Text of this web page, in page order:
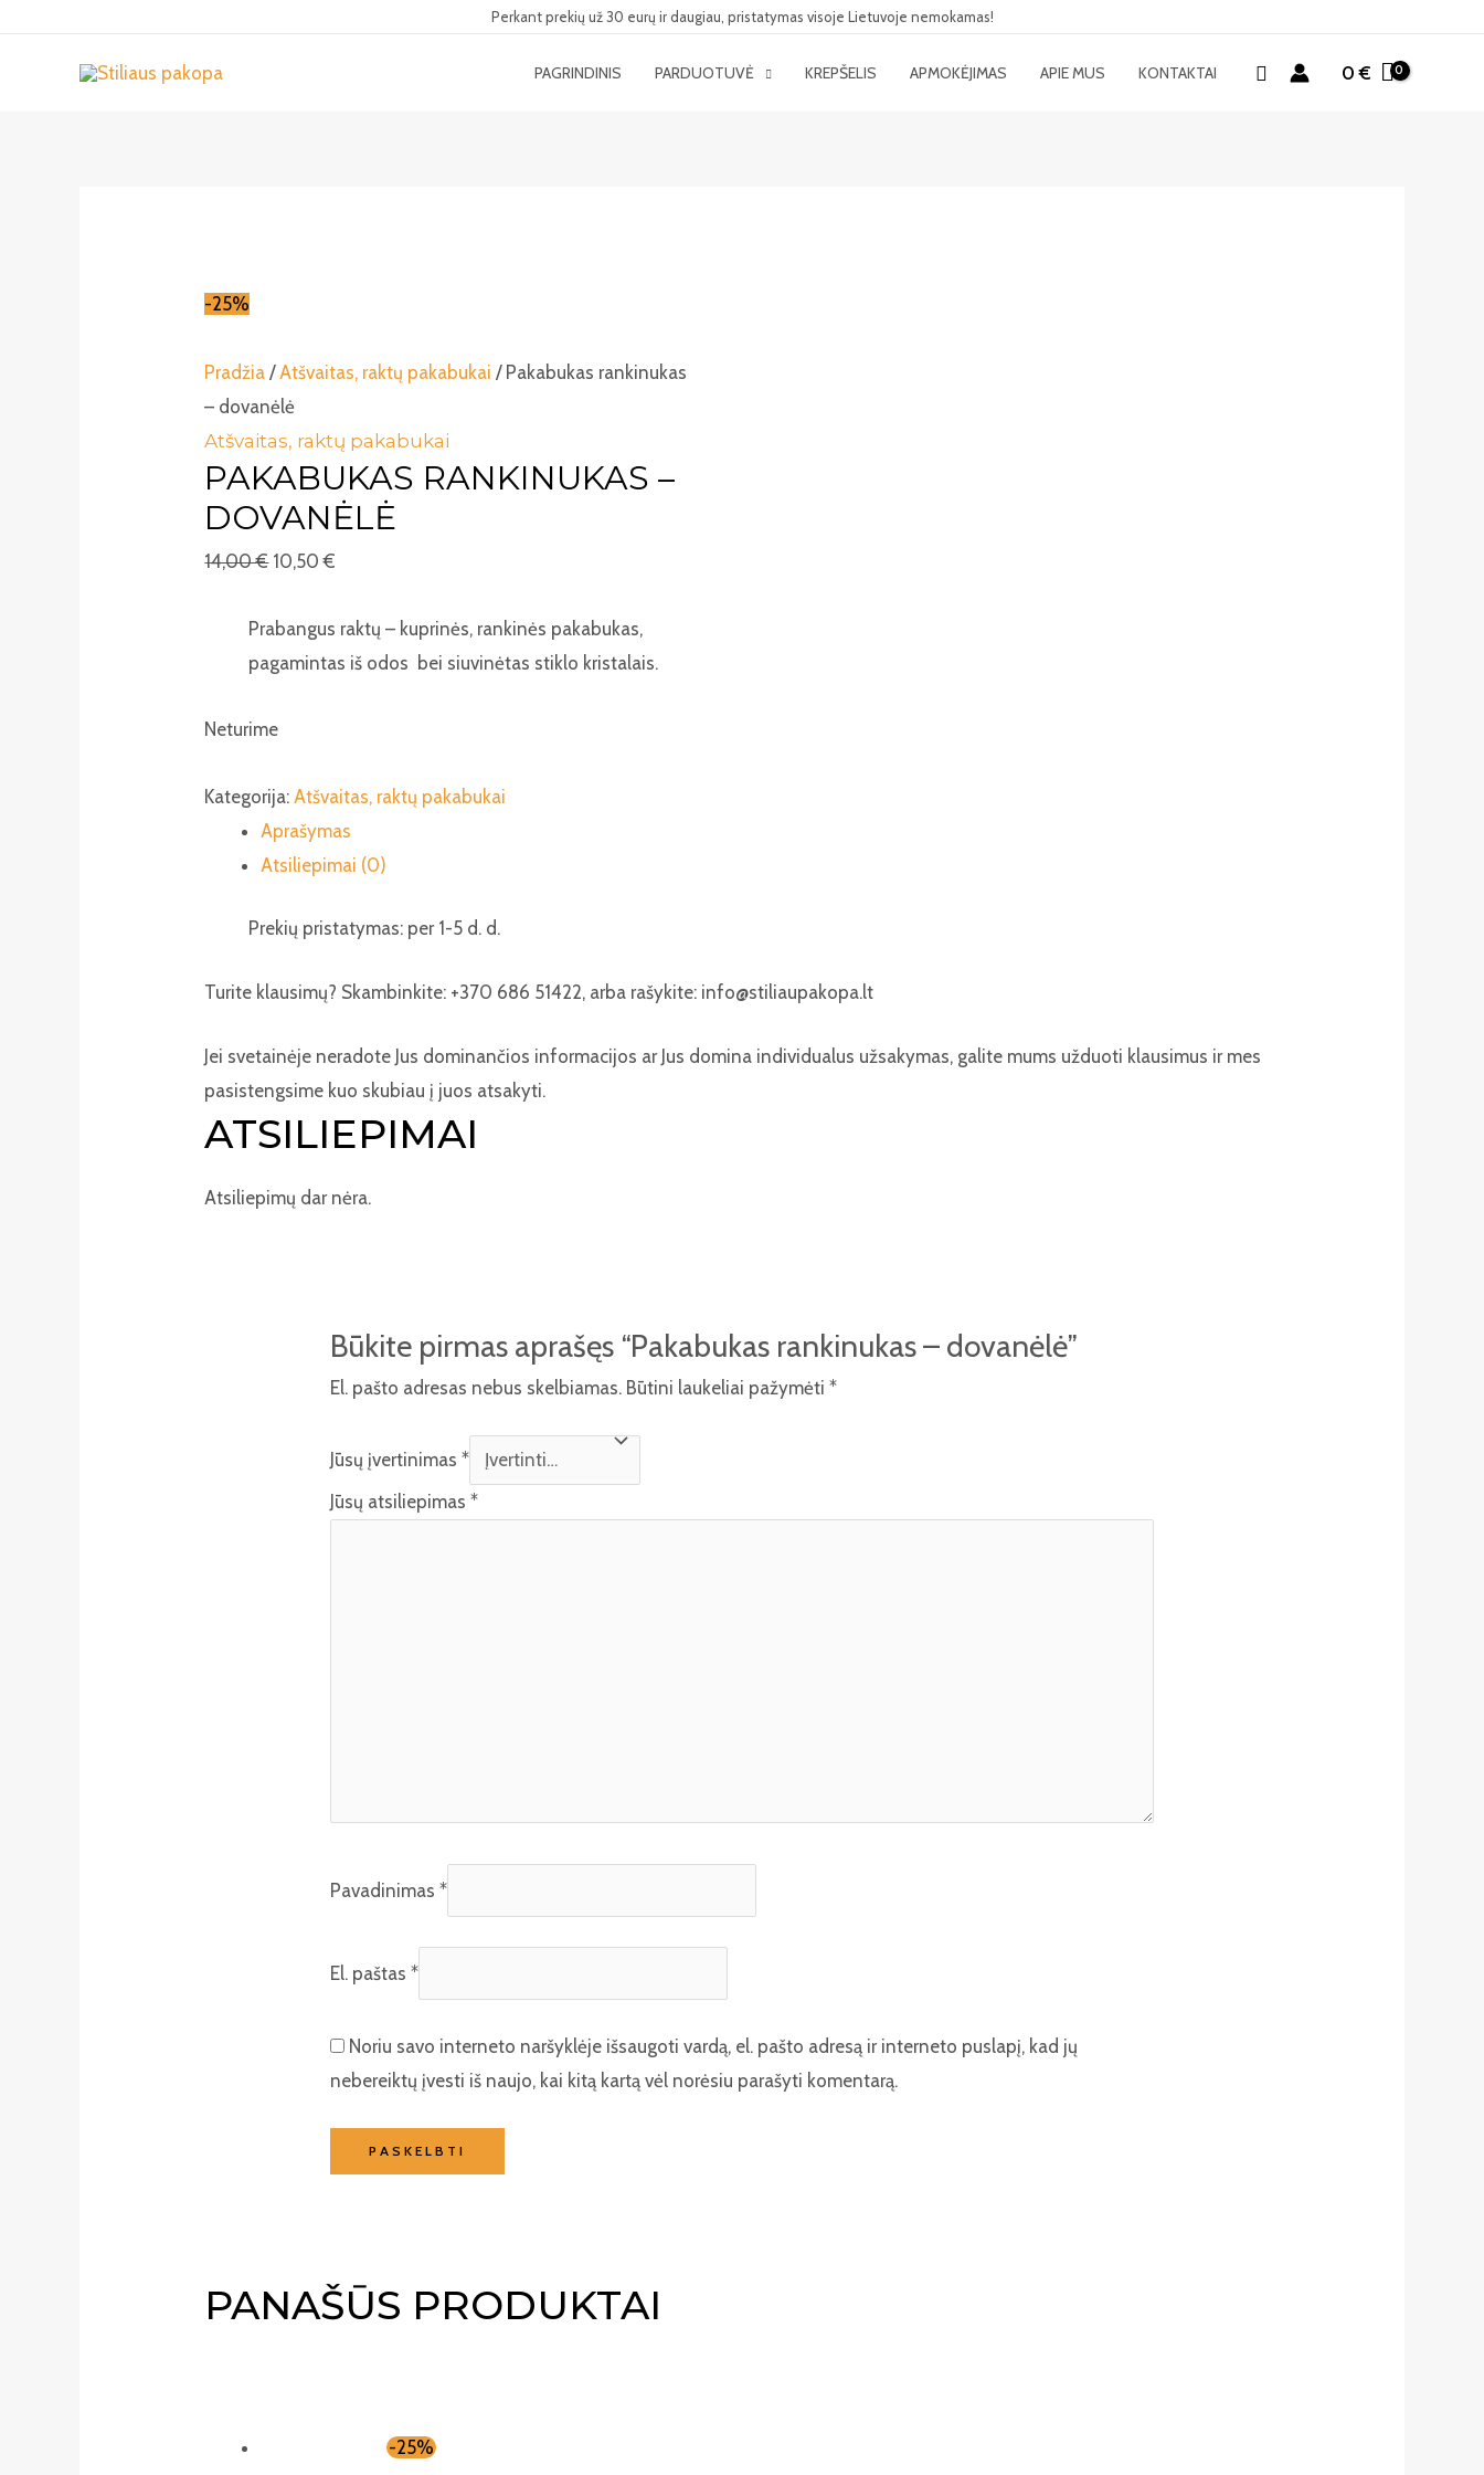
Perkant prekių už 30 eurų ir daugiau, pristatymas visoje Lietuvoje nemokamas!
PAGRINDINIS PARDUOTUVĖ KREPŠELIS APMOKĖJIMAS APIE MUS KONTAKTAI Paieška 0 €
-25%
Pradžia / Atšvaitas, raktų pakabukai / Pakabukas rankinukas
– dovanėlė
Atšvaitas, raktų pakabukai
PAKABUKAS RANKINUKAS –
DOVANĖLĖ
14,00€ 10,50€
Prabangus raktų – kuprinės, rankinės pakabukas,
pagamintas iš odos bei siuvinėtas stiklo kristalais.
Neturime
Kategorija:Atšvaitas, raktų pakabukai
Aprašymas
Atsiliepimai (0)
Prekių pristatymas: per 1-5 d. d.
Turite klausimų? Skambinkite: +370 686 51422, arba rašykite: info@stiliaupakopa.lt
Jei svetainėje neradote Jus dominančios informacijos ar Jus domina individualus užsakymas, galite mums užduoti klausimus ir mes
pasistengsime kuo skubiau į juos atsakyti.
ATSILIEPIMAI
Atsiliepimų dar nėra.
Būkite pirmas aprašęs “Pakabukas rankinukas – dovanėlė”
El. pašto adresas nebus skelbiamas. Būtini laukeliai pažymėti *
Jūsų įvertinimas *
Jūsų atsiliepimas *
Pavadinimas *
El. paštas *
Noriu savo interneto naršyklėje išsaugoti vardą, el. pašto adresą ir interneto puslapį, kad jų
nebereiktų įvesti iš naujo, kai kitą kartą vėl norėsiu parašyti komentarą.
PANAŠŪS PRODUKTAI
-25%